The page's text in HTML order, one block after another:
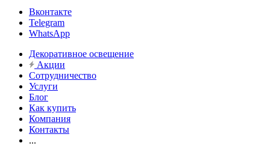
Вконтакте
Telegram
WhatsApp
Декоративное освещение
Акции
Сотрудничество
Услуги
Блог
Как купить
Компания
Контакты
...